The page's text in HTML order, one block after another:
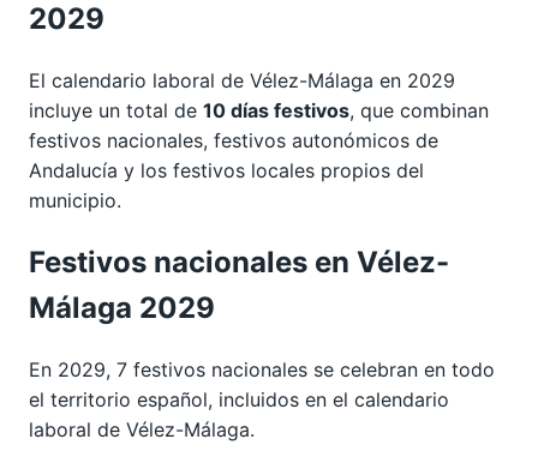
2029
El calendario laboral de Vélez-Málaga en 2029
incluye un total de 10 días festivos, que combinan
festivos nacionales, festivos autonómicos de
Andalucía y los festivos locales propios del
municipio.
Festivos nacionales en Vélez-
Málaga 2029
En 2029, 7 festivos nacionales se celebran en todo
el territorio español, incluidos en el calendario
laboral de Vélez-Málaga.